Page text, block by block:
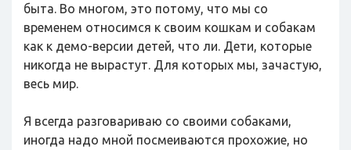
быта. Во многом, это потому, что мы со
временем относимся к своим кошкам и собакам
как к демо-версии детей, что ли. Дети, которые
никогда не вырастут. Для которых мы, зачастую,
весь мир.
Я всегда разговариваю со своими собаками,
иногда надо мной посмеиваются прохожие, но